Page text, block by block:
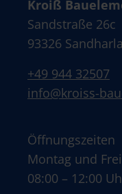
Kroiß
Sandstraße 26c
93326
+49 944 32507
info@kroiss-
Öffnungszeiten
Montag und
08:00 – 12:00